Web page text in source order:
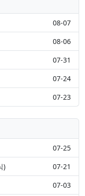
08-07
08-06
07-31
07-24
07-23
07-25
)
07-21
07-03